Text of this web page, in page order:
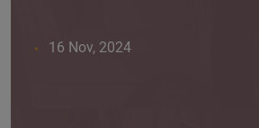
16 Nov, 2024